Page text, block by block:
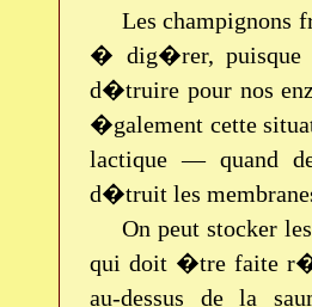
Les
� dig�rer, puisque
d�truire pour nos
�galement cette
lactique — quand
d�truit les
On peut stocker
qui doit �tre faite
au-dessus de la